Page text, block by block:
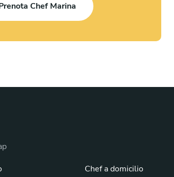
Chef Marina
Chef a domicilio